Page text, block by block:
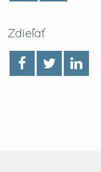
Zdieľať